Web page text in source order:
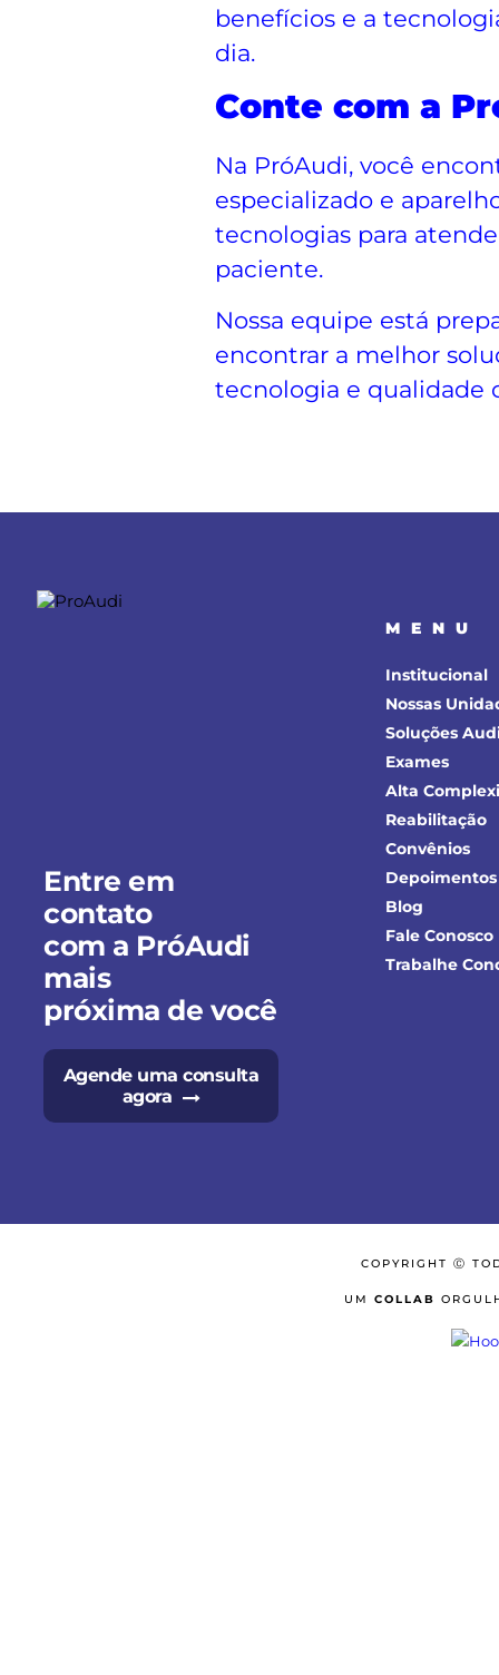
benefícios e a
dia.
Conte com a
Na PróAudi, você
especializado e
tecnologias para
paciente.
Nossa equipe está
encontrar a melhor
tecnologia e qualidade
Entre em
contato
com a PróAudi
mais
próxima de você
Agende uma consulta
agora
MENU
Institucional
Nossas
Soluções
Exames
Alta
Reabilitação
Convênios
Depoimentos
Blog
Fale Conosco
Trabalhe
COPYRIGHT Ⓒ
UM COLLAB